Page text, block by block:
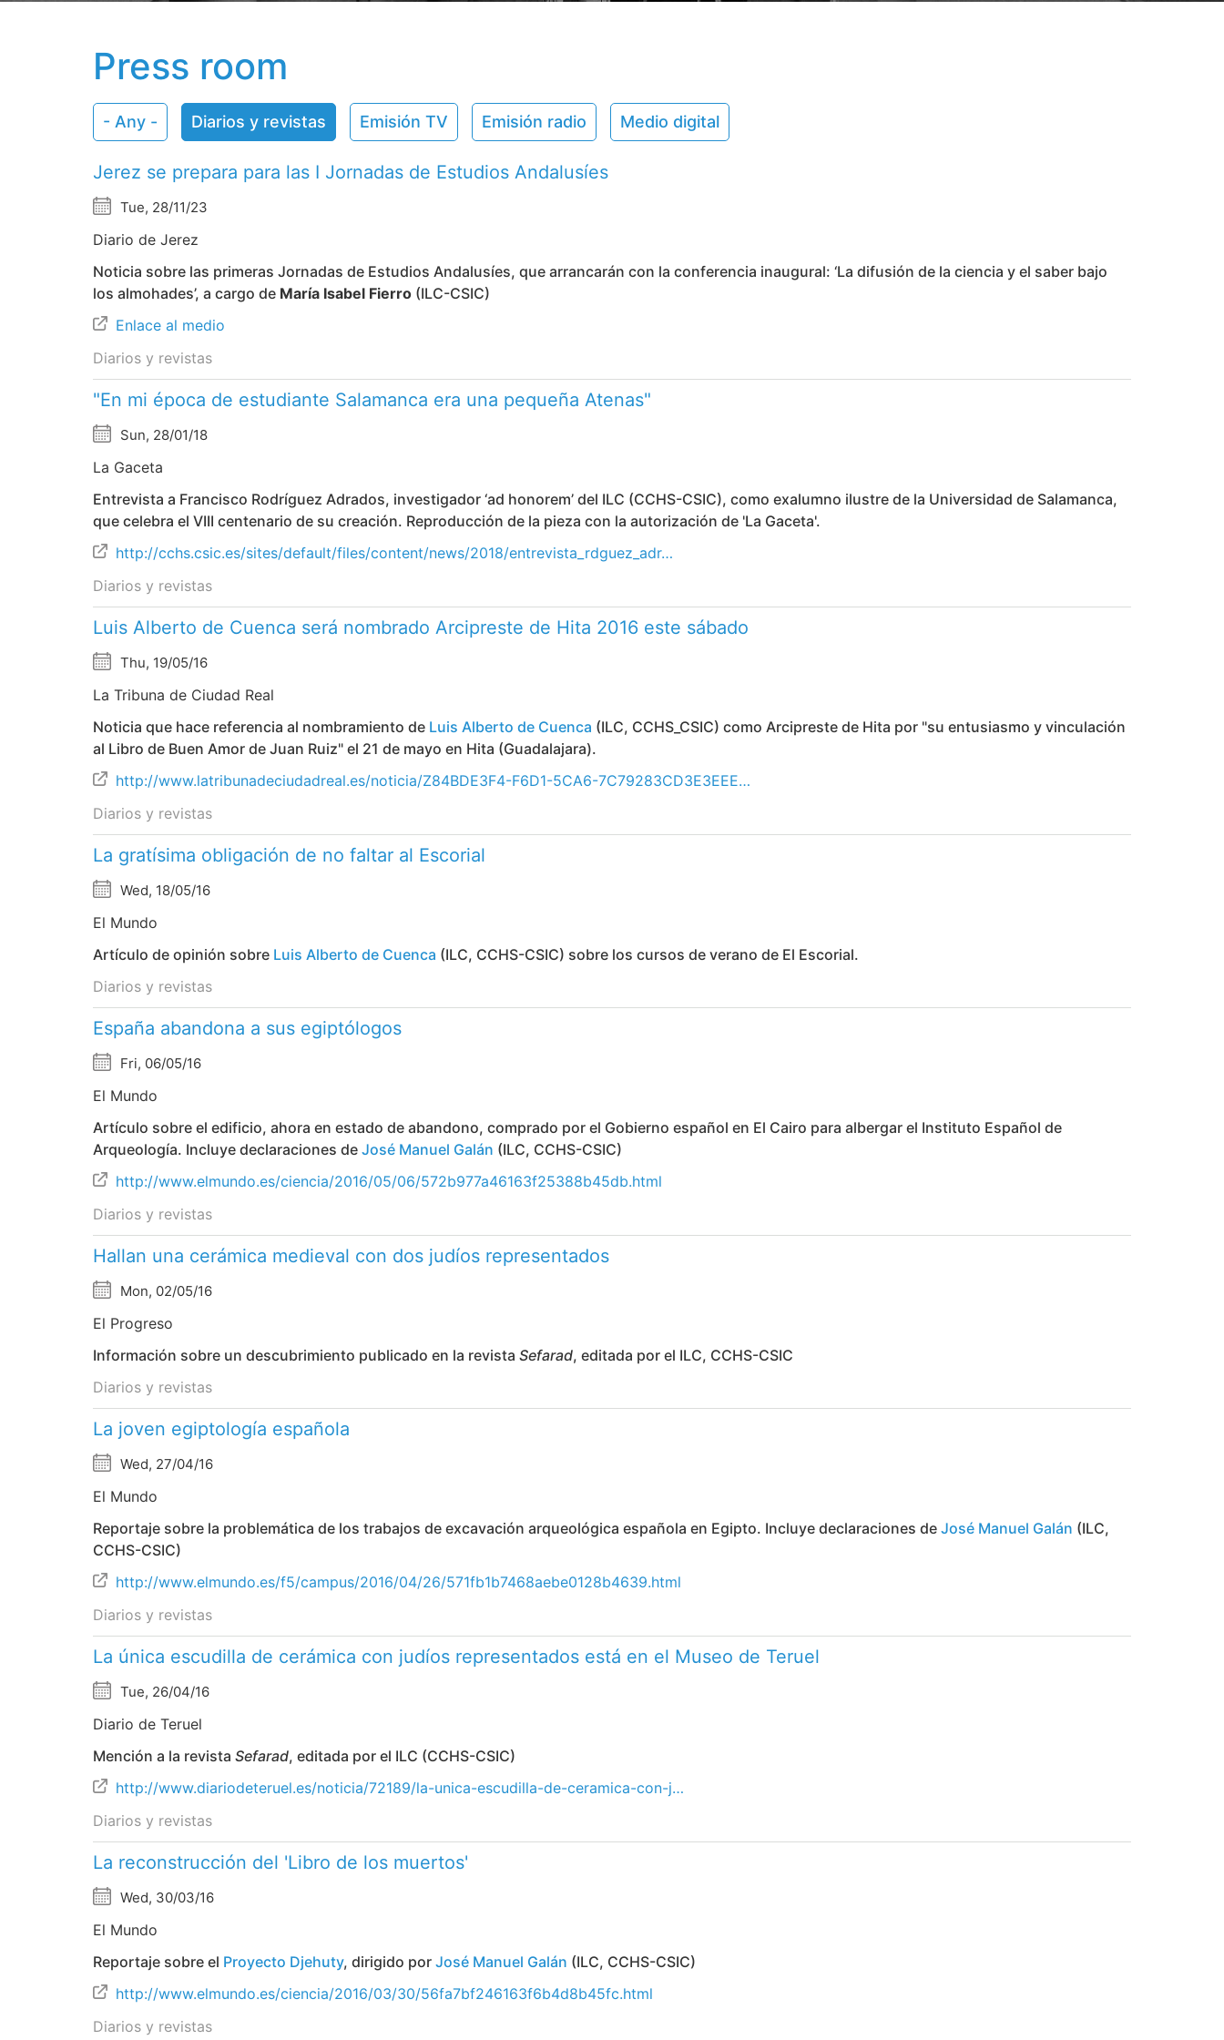
Press room
- Any - Diarios y revistas Emisión TV Emisión radio Medio digital
Jerez se prepara para las I Jornadas de Estudios Andalusíes
Tue, 28/11/23
Diario de Jerez
Noticia sobre las primeras Jornadas de Estudios Andalusíes, que arrancarán con la conferencia inaugural: ‘La difusión de la ciencia y el saber bajo
los almohades’, a cargo de María Isabel Fierro (ILC-CSIC)
Enlace al medio
Diarios y revistas
"En mi época de estudiante Salamanca era una pequeña Atenas"
Sun, 28/01/18
La Gaceta
Entrevista a Francisco Rodríguez Adrados, investigador ‘ad honorem’ del ILC (CCHS-CSIC), como exalumno ilustre de la Universidad de Salamanca,
que celebra el VIII centenario de su creación. Reproducción de la pieza con la autorización de 'La Gaceta'.
http://cchs.csic.es/sites/default/files/content/news/2018/entrevista_rdguez_adr…
Diarios y revistas
Luis Alberto de Cuenca será nombrado Arcipreste de Hita 2016 este sábado
Thu, 19/05/16
La Tribuna de Ciudad Real
Noticia que hace referencia al nombramiento de Luis Alberto de Cuenca (ILC, CCHS_CSIC) como Arcipreste de Hita por "su entusiasmo y vinculación
al Libro de Buen Amor de Juan Ruiz" el 21 de mayo en Hita (Guadalajara).
http://www.latribunadeciudadreal.es/noticia/Z84BDE3F4-F6D1-5CA6-7C79283CD3E3EEE…
Diarios y revistas
La gratísima obligación de no faltar al Escorial
Wed, 18/05/16
El Mundo
Artículo de opinión sobre Luis Alberto de Cuenca (ILC, CCHS-CSIC) sobre los cursos de verano de El Escorial.
Diarios y revistas
España abandona a sus egiptólogos
Fri, 06/05/16
El Mundo
Artículo sobre el edificio, ahora en estado de abandono, comprado por el Gobierno español en El Cairo para albergar el Instituto Español de
Arqueología. Incluye declaraciones de José Manuel Galán (ILC, CCHS-CSIC)
http://www.elmundo.es/ciencia/2016/05/06/572b977a46163f25388b45db.html
Diarios y revistas
Hallan una cerámica medieval con dos judíos representados
Mon, 02/05/16
El Progreso
Información sobre un descubrimiento publicado en la revista Sefarad, editada por el ILC, CCHS-CSIC
Diarios y revistas
La joven egiptología española
Wed, 27/04/16
El Mundo
Reportaje sobre la problemática de los trabajos de excavación arqueológica española en Egipto. Incluye declaraciones de José Manuel Galán (ILC,
CCHS-CSIC)
http://www.elmundo.es/f5/campus/2016/04/26/571fb1b7468aebe0128b4639.html
Diarios y revistas
La única escudilla de cerámica con judíos representados está en el Museo de Teruel
Tue, 26/04/16
Diario de Teruel
Mención a la revista Sefarad, editada por el ILC (CCHS-CSIC)
http://www.diariodeteruel.es/noticia/72189/la-unica-escudilla-de-ceramica-con-j…
Diarios y revistas
La reconstrucción del 'Libro de los muertos'
Wed, 30/03/16
El Mundo
Reportaje sobre el Proyecto Djehuty, dirigido por José Manuel Galán (ILC, CCHS-CSIC)
http://www.elmundo.es/ciencia/2016/03/30/56fa7bf246163f6b4d8b45fc.html
Diarios y revistas